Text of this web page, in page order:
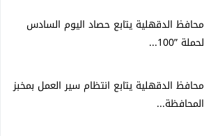
محافظ الدقهلية يتابع حصاد اليوم السادس
لحملة ”100...
محافظ الدقهلية يتابع انتظام سير العمل بمخبز
المحافظة...